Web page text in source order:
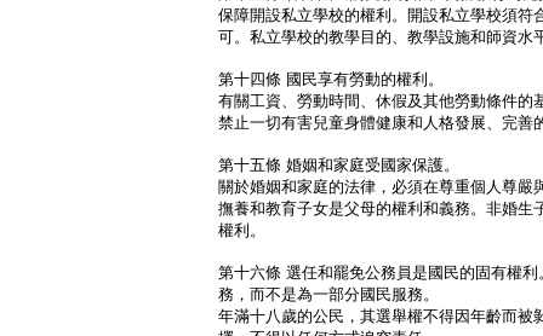
保障開設私立學校的權利。開設私立學校須符
可。私立學校的教學目的、教學設施和師資水
第十四條 國民享有勞動的權利。
有關工資、勞動時間、休假及其他勞動條件的
禁止一切有害兒童身體健康和人格發展、完善
第十五條 婚姻和家庭受國家保護。
關於婚姻和家庭的法律，必須在尊重個人尊嚴
撫養和教育子女是父母的權利和義務。非婚生
權利。
第十六條 選任和罷免公務員是國民的固有權
務，而不是為一部分國民服務。
年滿十八歲的公民，其選舉權不得因年齡而被